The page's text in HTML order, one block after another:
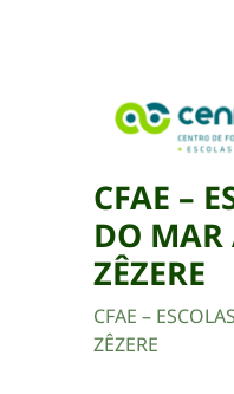
CFAE –
DO MAR
ZÊZERE
CFAE –
ZÊZERE